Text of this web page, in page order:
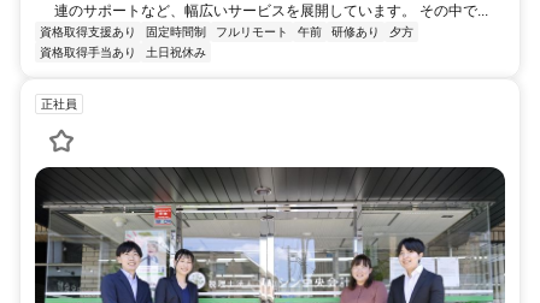
連のサポートなど、幅広いサービスを展開しています。 その中で...
資格取得支援あり 固定時間制 フルリモート 午前 研修あり
夕方
資格取得手当あり
土日祝休み
正社員